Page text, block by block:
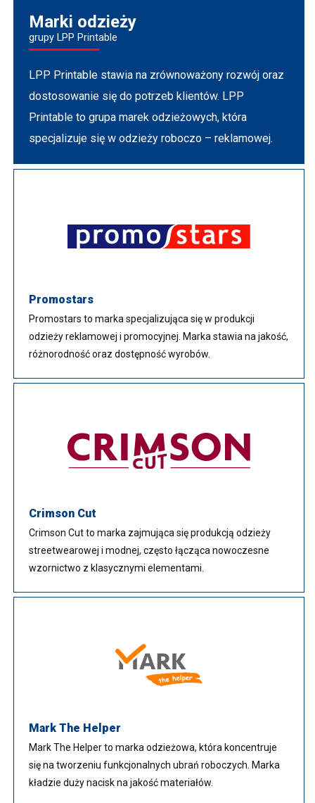
Marki odzieży
grupy LPP Printable
LPP Printable stawia na zrównoważony rozwój oraz
dostosowanie się do potrzeb klientów. LPP
Printable to grupa marek odzieżowych, która
specjalizuje się w odzieży roboczo – reklamowej.
Promostars
Promostars to marka specjalizująca się w produkcji
odzieży reklamowej i promocyjnej. Marka stawia na jakość,
różnorodność oraz dostępność wyrobów.
Crimson Cut
Crimson Cut to marka zajmująca się produkcją odzieży
streetwearowej i modnej, często łącząca nowoczesne
wzornictwo z klasycznymi elementami.
Mark The Helper
Mark The Helper to marka odzieżowa, która koncentruje
się na tworzeniu funkcjonalnych ubrań roboczych. Marka
kładzie duży nacisk na jakość materiałów.